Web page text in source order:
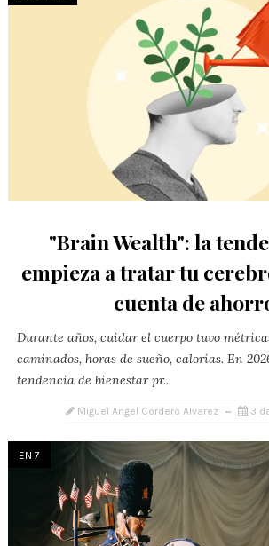
"Brain Wealth": la
empieza a tratar tu
cuenta de
Durante años, cuidar el cuerpo tuvo
caminados, horas de sueño, calorías. En
tendencia de bienestar pr...
Miguel Angel Cordero Alvarez 3
EN 7